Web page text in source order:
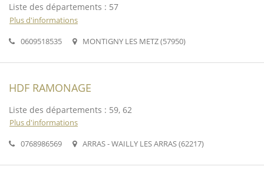
Liste des départements : 57
Plus d'informations
0609518535
MONTIGNY LES METZ (57950)
HDF RAMONAGE
Liste des départements : 59, 62
Plus d'informations
0768986569
ARRAS - WAILLY LES ARRAS (62217)